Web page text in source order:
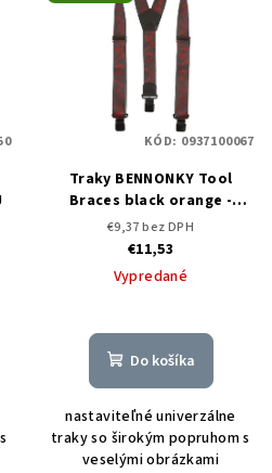
Traky BENNONKY Tool
Braces black orange -
DOPREDAJ
€9,37 bez DPH
€11,53
Vypredané
Do košíka
nastaviteľné univerzálne
traky so širokým popruhom s
veselými obrázkami
KÓD: 0937100067